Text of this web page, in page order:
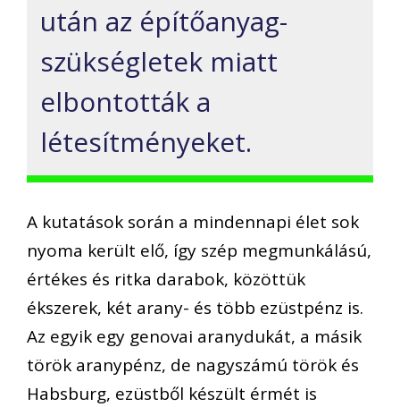
után az építőanyag-
szükségletek miatt
elbontották a
létesítményeket.
A kutatások során a mindennapi élet sok
nyoma került elő, így szép megmunkálású,
értékes és ritka darabok, közöttük
ékszerek, két arany- és több ezüstpénz is.
Az egyik egy genovai aranydukát, a másik
török aranypénz, de nagyszámú török és
Habsburg, ezüstből készült érmét is